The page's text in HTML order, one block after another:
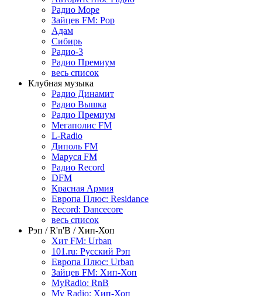
Радио Море
Зайцев FM: Pop
Адам
Сибирь
Радио-3
Радио Премиум
весь список
Клубная музыка
Радио Динамит
Радио Вышка
Радио Премиум
Мегаполис FM
L-Radio
Диполь FM
Маруся FM
Радио Record
DFM
Красная Армия
Европа Плюс: Residance
Record: Dancecore
весь список
Рэп / R'n'B / Хип-Хоп
Хит FM: Urban
101.ru: Русский Рэп
Европа Плюс: Urban
Зайцев FM: Хип-Хоп
MyRadio: RnB
My Radio: Хип-Хоп